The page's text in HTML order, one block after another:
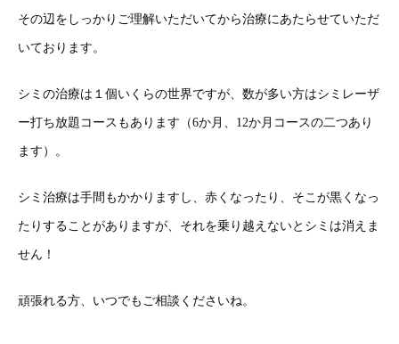
その辺をしっかりご理解いただいてから治療にあたらせていただ
いております。
シミの治療は１個いくらの世界ですが、数が多い方はシミレーザ
ー打ち放題コースもあります（6か月、12か月コースの二つあり
ます）。
シミ治療は手間もかかりますし、赤くなったり、そこが黒くなっ
たりすることがありますが、それを乗り越えないとシミは消えま
せん！
頑張れる方、いつでもご相談くださいね。